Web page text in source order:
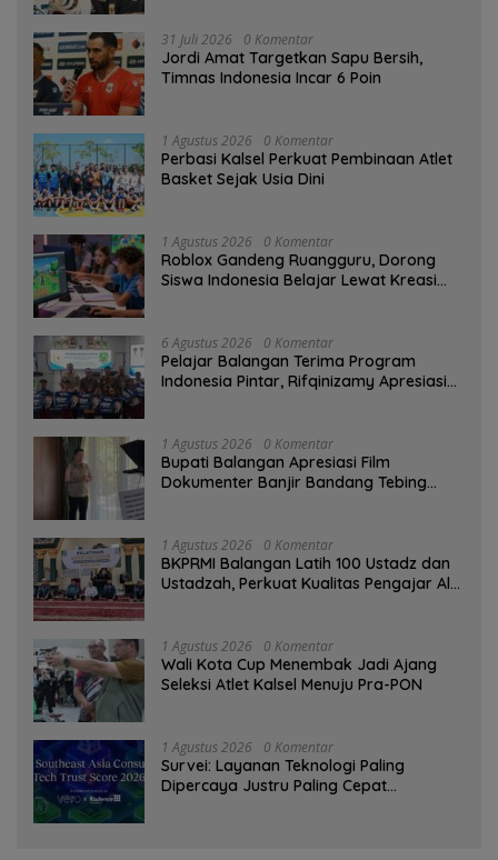
31 Juli 2026 0 Komentar
Jordi Amat Targetkan Sapu Bersih,
Timnas Indonesia Incar 6 Poin
1 Agustus 2026 0 Komentar
Perbasi Kalsel Perkuat Pembinaan Atlet
Basket Sejak Usia Dini
1 Agustus 2026 0 Komentar
Roblox Gandeng Ruangguru, Dorong
Siswa Indonesia Belajar Lewat Kreasi
6 Agustus 2026 0 Komentar
Pelajar Balangan Terima Program
Indonesia Pintar, Rifqinizamy Apresiasi
1 Agustus 2026 0 Komentar
Bupati Balangan Apresiasi Film
Dokumenter Banjir Bandang Tebing
1 Agustus 2026 0 Komentar
BKPRMI Balangan Latih 100 Ustadz dan
Ustadzah, Perkuat Kualitas Pengajar Al-
1 Agustus 2026 0 Komentar
Wali Kota Cup Menembak Jadi Ajang
Seleksi Atlet Kalsel Menuju Pra-PON
1 Agustus 2026 0 Komentar
Survei: Layanan Teknologi Paling
Dipercaya Justru Paling Cepat